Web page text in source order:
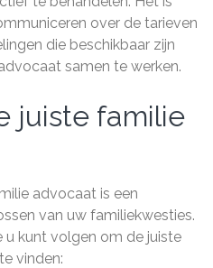
over de tarieven
die beschikbaar zijn
samen te werken.
juiste familie
advocaat is een
van uw familiekwesties.
u kunt volgen om de juiste
vinden: